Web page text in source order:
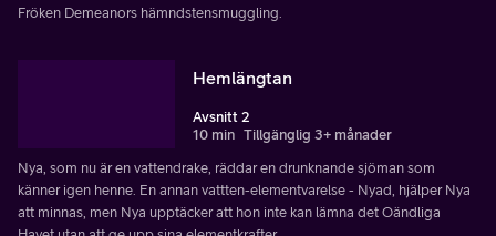
Fröken Demeanors hämndstensmuggling.
Hemlängtan
Avsnitt 2
10 min Tillgänglig 3+ månader
Nya, som nu är en vattendrake, räddar en drunknande sjöman som
känner igen henne. En annan vattten-elementvarelse - Nyad, hjälper Nya
att minnas, men Nya upptäcker att hon inte kan lämna det Oändliga